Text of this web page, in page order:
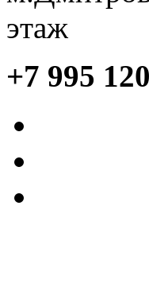
этаж
+7 995